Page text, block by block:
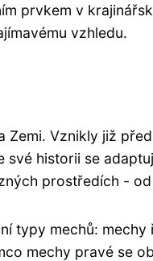
prvkem v
vzhledu.
Zemi. Vznikly již
své historii se
prostředích -
typy mechů:
mechy pravé se